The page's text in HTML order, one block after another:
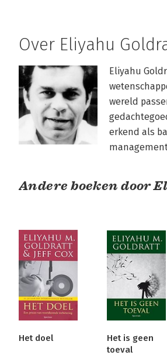
Over Eliyahu
Eliyahu
wereld
erkend als
Andere boeken door
Het doel
Het is geen
toeval